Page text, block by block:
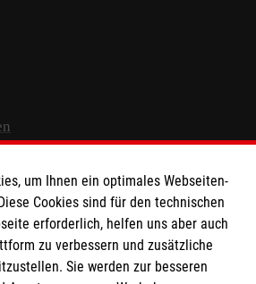
Hilfsdienst e.V.
1201 2000 12
um Ihnen ein optimales Webseiten-
Cookies sind für den technischen
erforderlich, helfen uns aber auch
zu verbessern und zusätzliche
Sie werden zur besseren